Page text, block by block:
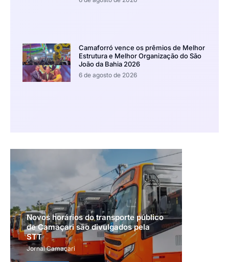
Camaforró vence os prêmios de Melhor
Estrutura e Melhor Organização do São
João da Bahia 2026
6 de agosto de 2026
Novos horários do transporte público
de Camaçari são divulgados pela
STT
Jornal Camaçari